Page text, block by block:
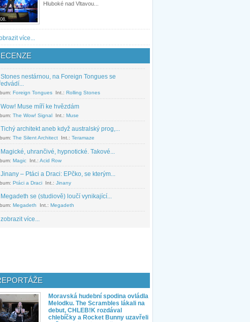
Hluboké nad Vltavou...
více...
Stones nestárnou, na Foreign Tongues se
Foreign Tongues Int.: Rolling Stones
Wow! Muse míří ke hvězdám
The Wow! Signal Int.: Muse
Tichý architekt aneb když australský prog,...
The Silent Architect Int.: Teramaze
Magické, uhrančivé, hypnotické. Takové...
Magic Int.: Acid Row
Jinany – Ptáci a Draci: EPčko, se kterým...
Ptáci a Draci Int.: Jinany
Megadeth se (studiově) loučí vynikající...
Megadeth Int.: Megadeth
zobrazit více...
Moravská hudební spodina ovládla
Melodku. The Scrambles lákali na
debut, CHLEB!K rozdával
chlebíčky a Rocket Bunny uzavřeli